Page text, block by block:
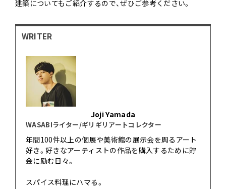
建築についてもご紹介するので、ぜひご参考ください。
WRITER
Joji Yamada
WASABIライター/ギリギリアートコレクター
年間100件以上の個展や美術館の展示会を周るアート
好き。好きなアーティストの作品を購入するために貯
金に励む日々。
スパイス料理にハマる。